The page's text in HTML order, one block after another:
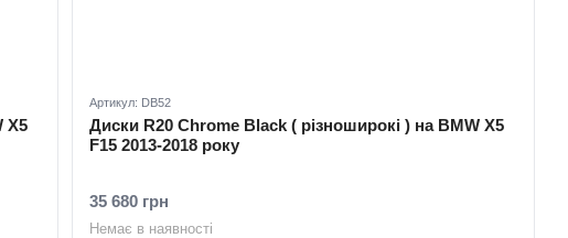
X5
Артикул: DB52
Диски R20 Chrome Black ( різноширокі ) на BMW X5
F15 2013-2018 року
35 680 грн
Немає в наявності